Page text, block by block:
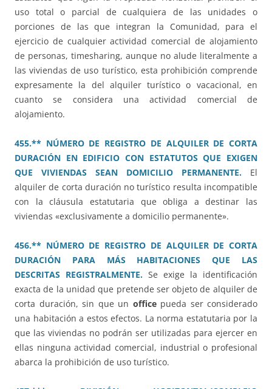
uso total o parcial de cualquiera de las unidades o
porciones de las que integran la Comunidad, para el
ejercicio de cualquier actividad comercial de alojamiento
de personas, timesharing, aunque no alude literalmente a
las viviendas de uso turístico, esta prohibición comprende
expresamente la del alquiler turístico o vacacional, en
cuanto se considera una actividad comercial de
alojamiento.
455.** NÚMERO DE REGISTRO DE ALQUILER DE CORTA
DURACIÓN EN EDIFICIO CON ESTATUTOS QUE EXIGEN
QUE VIVIENDAS SEAN DOMICILIO PERMANENTE. El
alquiler de corta duración no turístico resulta incompatible
con la cláusula estatutaria que obliga a destinar las
viviendas «exclusivamente a domicilio permanente».
456.** NÚMERO DE REGISTRO DE ALQUILER DE CORTA
DURACIÓN PARA MÁS HABITACIONES QUE LAS
DESCRITAS REGISTRALMENTE. Se exige la identificación
exacta de la unidad que pretende ser objeto de alquiler de
corta duración, sin que un officepueda ser considerado
una habitación a estos efectos. La norma estatutaria por la
que las viviendas no podrán ser utilizadas para ejercer en
ellas ninguna actividad comercial, industrial o profesional
abarca la prohibición de uso turístico.